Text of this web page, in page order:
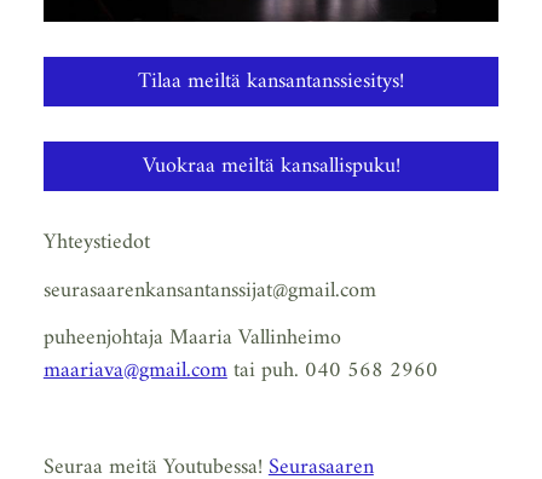
Tilaa meiltä kansantanssiesitys!
Vuokraa meiltä kansallispuku!
Yhteystiedot
seurasaarenkansantanssijat@gmail.com
puheenjohtaja Maaria Vallinheimo
maariava@gmail.comtai puh. 040 568 2960
Seuraa meitä Youtubessa!Seurasaaren